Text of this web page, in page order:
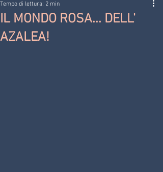
IL MONDO ROSA... DELL'
AZALEA!
Tempo di lettura: 2 min